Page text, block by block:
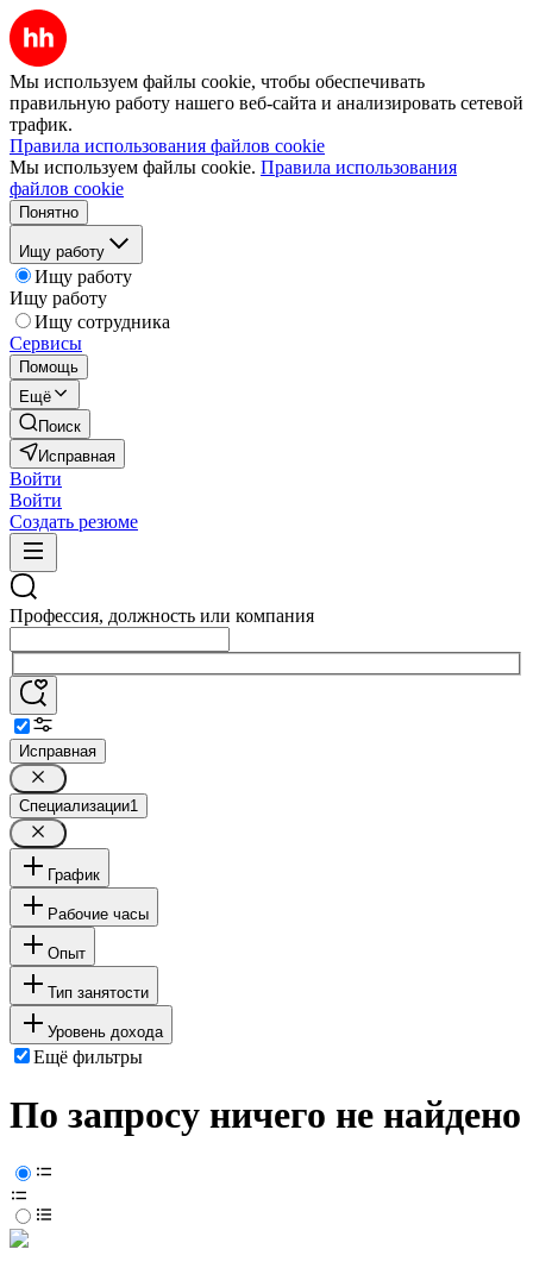
Мы используем файлы cookie, чтобы обеспечивать
правильную работу нашего веб-сайта и анализировать сетевой
трафик.
Правила использования файлов cookie
Мы используем файлы cookie. Правила использования
файлов cookie
Понятно
Ищу работу
Ищу работу
Ищу работу
Ищу сотрудника
Сервисы
Помощь
Ещё
Поиск
Исправная
Войти
Войти
Создать резюме
Профессия, должность или компания
Исправная
Специализации1
График
Рабочие часы
Опыт
Тип занятости
Уровень дохода
Ещё фильтры
По запросу ничего не найдено